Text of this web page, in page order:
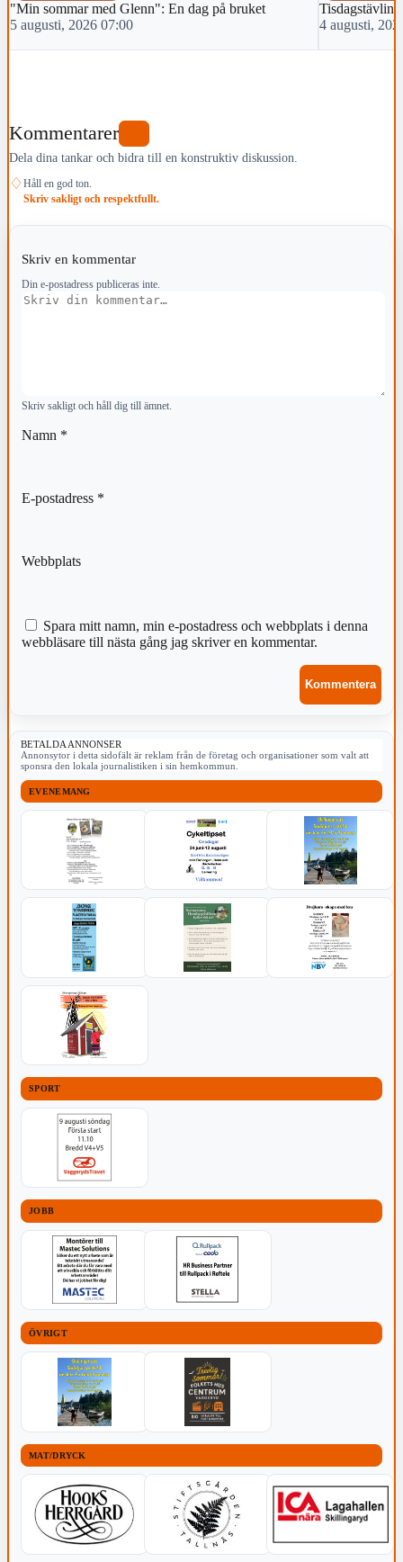
"Min sommar med Glenn": En dag på bruket
5 augusti, 2026 07:00
4 augusti,
Kommentarer
Dela dina tankar och bidra till en konstruktiv diskussion.
♢ Håll en god ton.
Skriv sakligt och respektfullt.
Skriv en kommentar
Din e-postadress publiceras inte.
Kommentar
Skriv sakligt och håll dig till ämnet.
Namn *
E-postadress *
Webbplats
Spara mitt namn, min e-postadress och webbplats i denna
webbläsare till nästa gång jag skriver en kommentar.
BETALDA ANNONSER
Annonsytor i detta sidofält är reklam från de företag och organisationer som valt att
sponsra den lokala journalistiken i sin hemkommun.
EVENEMANG
SPORT
JOBB
ÖVRIGT
MAT/DRYCK